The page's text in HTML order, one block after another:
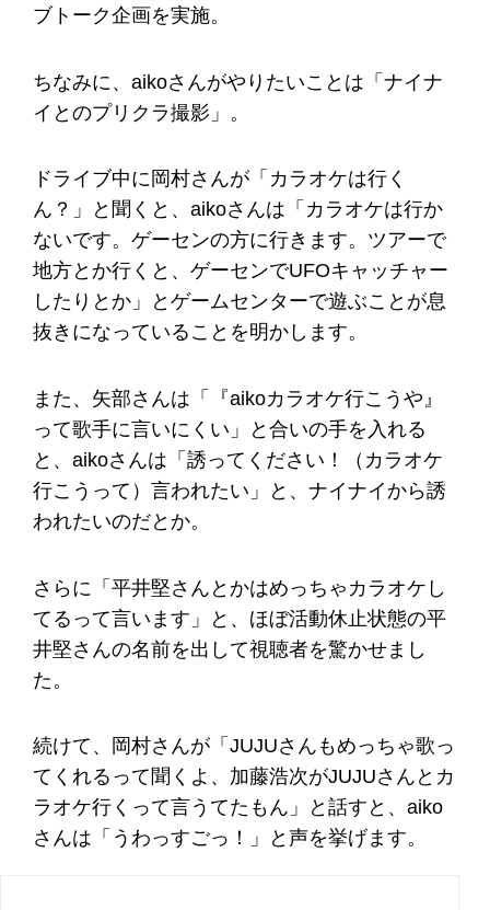
ブトーク企画を実施。
ちなみに、aikoさんがやりたいことは「ナイナ
イとのプリクラ撮影」。
ドライブ中に岡村さんが「カラオケは行く
ん？」と聞くと、aikoさんは「カラオケは行か
ないです。ゲーセンの方に行きます。ツアーで
地方とか行くと、ゲーセンでUFOキャッチャー
したりとか」とゲームセンターで遊ぶことが息
抜きになっていることを明かします。
また、矢部さんは「『aikoカラオケ行こうや』
って歌手に言いにくい」と合いの手を入れる
と、aikoさんは「誘ってください！（カラオケ
行こうって）言われたい」と、ナイナイから誘
われたいのだとか。
さらに「平井堅さんとかはめっちゃカラオケし
てるって言います」と、ほぼ活動休止状態の平
井堅さんの名前を出して視聴者を驚かせまし
た。
続けて、岡村さんが「JUJUさんもめっちゃ歌っ
てくれるって聞くよ、加藤浩次がJUJUさんとカ
ラオケ行くって言うてたもん」と話すと、aiko
さんは「うわっすごっ！」と声を挙げます。